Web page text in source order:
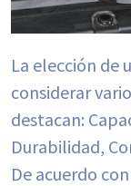
La elección de
considerar
destacan:
Durabilidad,
De acuerdo